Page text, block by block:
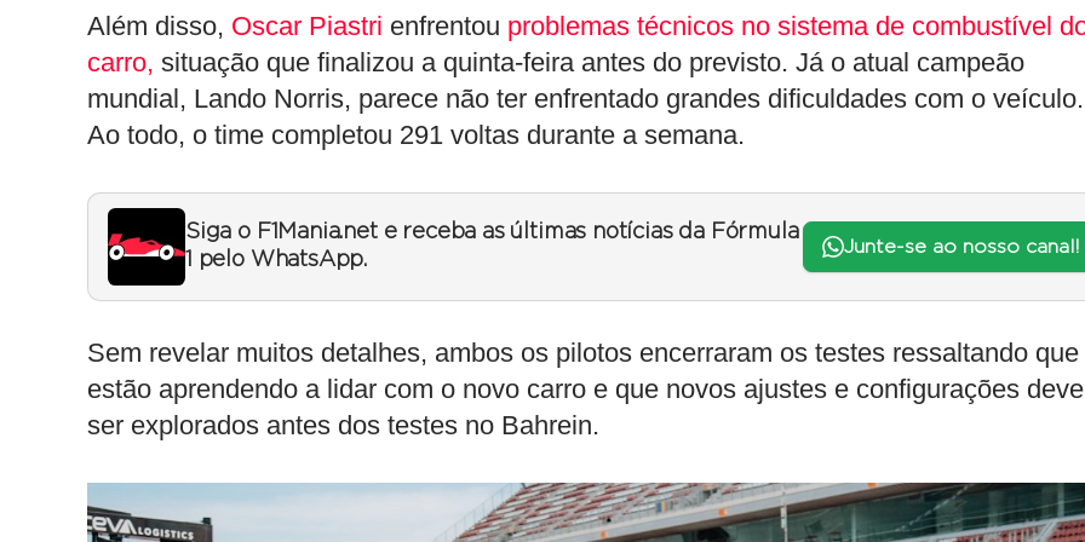
Além disso, Oscar Piastri enfrentou problemas técnicos no sistema de combustível
carro, situação que finalizou a quinta-feira antes do previsto. Já o atual campeão
mundial, Lando Norris, parece não ter enfrentado grandes dificuldades com o veículo.
Ao todo, o time completou 291 voltas durante a semana.
Siga o F1Mania.net e receba as últimas notícias da Fórmula
1 pelo WhatsApp.
Junte-se ao nosso canal!
Sem revelar muitos detalhes, ambos os pilotos encerraram os testes ressaltando que
estão aprendendo a lidar com o novo carro e que novos ajustes e configurações
ser explorados antes dos testes no Bahrein.